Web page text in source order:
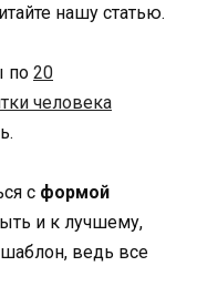
нашу статью.
по 20
человека
с формой
и к лучшему,
ведь все